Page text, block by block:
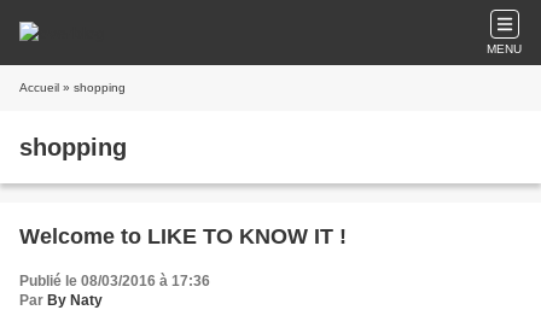
MENU
Accueil » shopping
shopping
Welcome to LIKE TO KNOW IT !
Publié le 08/03/2016 à 17:36
Par By Naty